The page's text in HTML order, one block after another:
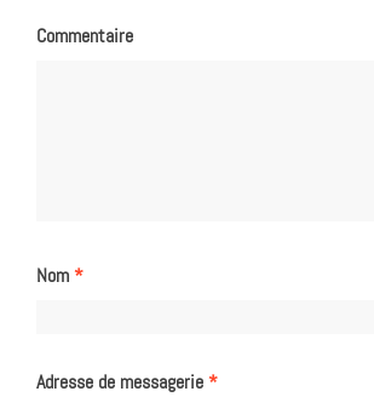
Commentaire
Nom*
Adresse de messagerie*